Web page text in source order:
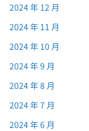
2024 年 12 月
2024 年 11 月
2024 年 10 月
2024 年 9 月
2024 年 8 月
2024 年 7 月
2024 年 6 月